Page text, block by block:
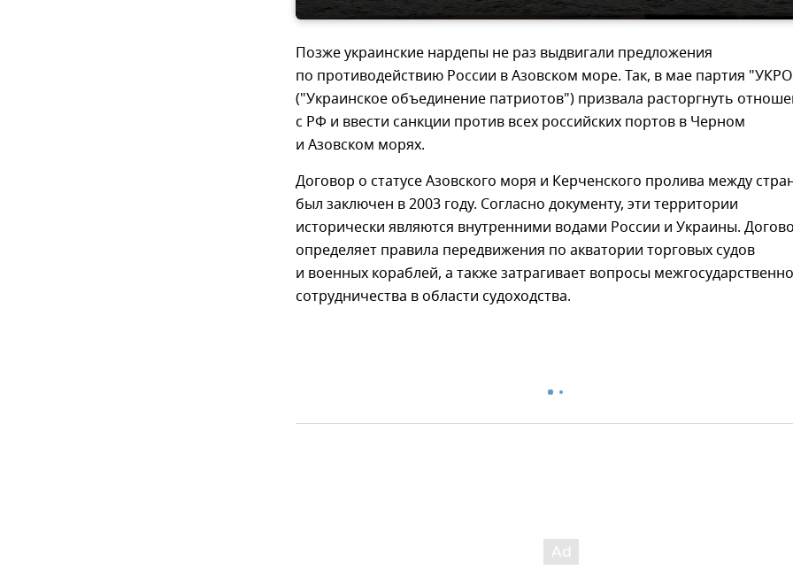
Позже украинские нардепы не раз выдвигали предложения
по противодействию России в Азовском море. Так, в мае партия
("Украинское объединение патриотов") призвала расторгнуть
с РФ и ввести санкции против всех российских портов в Черном
и Азовском морях.
Договор о статусе Азовского моря и Керченского пролива между
был заключен в 2003 году. Согласно документу, эти территории
исторически являются внутренними водами России и Украины.
определяет правила передвижения по акватории торговых судов
и военных кораблей, а также затрагивает вопросы
сотрудничества в области судоходства.